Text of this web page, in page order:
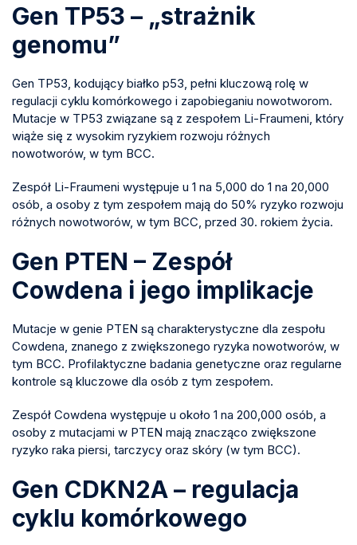
Gen TP53 – „strażnik
genomu”
Gen TP53, kodujący białko p53, pełni kluczową rolę w
regulacji cyklu komórkowego i zapobieganiu nowotworom.
Mutacje w TP53 związane są z zespołem Li-Fraumeni, który
wiąże się z wysokim ryzykiem rozwoju różnych
nowotworów, w tym BCC.
Zespół Li-Fraumeni występuje u 1 na 5,000 do 1 na 20,000
osób, a osoby z tym zespołem mają do 50% ryzyko rozwoju
różnych nowotworów, w tym BCC, przed 30. rokiem życia.
Gen PTEN – Zespół
Cowdena i jego implikacje
Mutacje w genie PTEN są charakterystyczne dla zespołu
Cowdena, znanego z zwiększonego ryzyka nowotworów, w
tym BCC. Profilaktyczne badania genetyczne oraz regularne
kontrole są kluczowe dla osób z tym zespołem.
Zespół Cowdena występuje u około 1 na 200,000 osób, a
osoby z mutacjami w PTEN mają znacząco zwiększone
ryzyko raka piersi, tarczycy oraz skóry (w tym BCC).
Gen CDKN2A – regulacja
cyklu komórkowego